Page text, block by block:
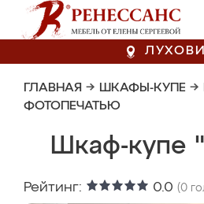
ГЛАВНАЯ → ШКАФЫ-КУПЕ →
ФОТОПЕЧАТЬЮ
Шкаф-купе
Рейтинг: 0.0 (0